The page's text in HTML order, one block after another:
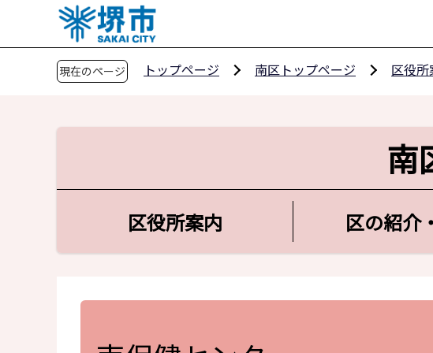
ペ
現在のページ トップページ 南区トップページ 区役所
南
区役所案内 区の紹介